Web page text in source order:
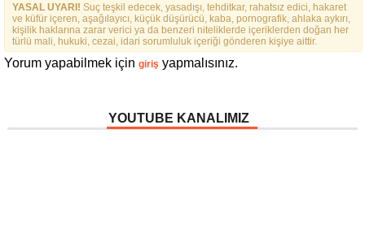
YASAL UYARI! Suç teşkil edecek, yasadışı, tehditkar, rahatsız edici, hakaret
ve küfür içeren, aşağılayıcı, küçük düşürücü, kaba, pornografik, ahlaka aykırı,
kişilik haklarına zarar verici ya da benzeri niteliklerde içeriklerden doğan her
türlü mali, hukuki, cezai, idari sorumluluk içeriği gönderen kişiye aittir.
Yorum yapabilmek için giriş yapmalısınız.
YOUTUBE KANALIMIZ